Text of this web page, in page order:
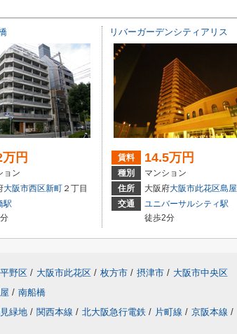
円
ョン
大阪市西区新町 ２丁目
駅
リバーガーデンシティアリス
賃料 14.5万円
種別
マンション
住所
大阪府大阪市此花区島屋
交通
ユニバーサルシティ駅
徒歩2分
野区 / 大阪市此花区 / 枚方市 / 摂津市 / 大阪市中央区
/ 南船橋
緑地 / 関西本線 / 北大阪急行電鉄 / 片町線 / 京阪本線 /